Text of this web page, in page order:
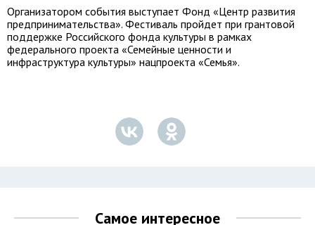
Организатором события выступает Фонд «Центр развития
предпринимательства». Фестиваль пройдет при грантовой
поддержке Российского фонда культуры в рамках
федерального проекта «Семейные ценности и
инфраструктура культуры» нацпроекта «Семья».
Самое интересное